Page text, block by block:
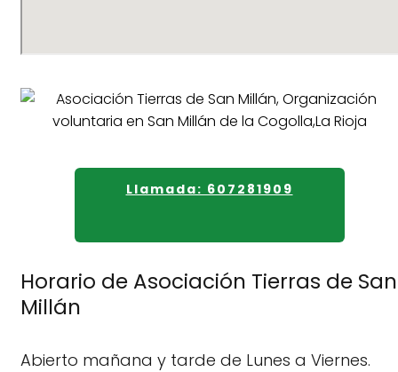
Llamada: 607281909
Horario de Asociación Tierras de San
Millán
Abierto mañana y tarde de Lunes a Viernes.